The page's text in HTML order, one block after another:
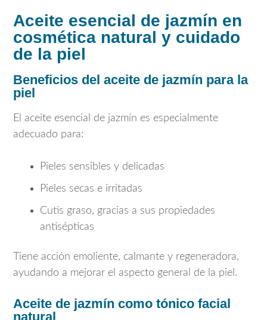
Aceite esencial de jazmín en
cosmética natural y cuidado
de la piel
Beneficios del aceite de jazmín para la
piel
El aceite esencial de jazmín es especialmente
adecuado para:
Pieles sensibles y delicadas
Pieles secas e irritadas
Cutis graso, gracias a sus propiedades
antisépticas
Tiene acción emoliente, calmante y regeneradora,
ayudando a mejorar el aspecto general de la piel.
Aceite de jazmín como tónico facial
natural